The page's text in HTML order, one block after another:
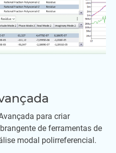
para criar
de ferramentas de
modal polirreferencial.